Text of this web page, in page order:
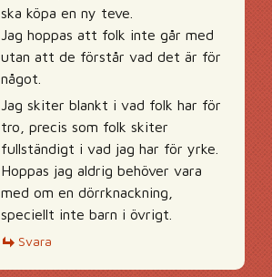
ska köpa en ny teve.
Jag hoppas att folk inte går med
utan att de förstår vad det är för
något.
Jag skiter blankt i vad folk har för
tro, precis som folk skiter
fullständigt i vad jag har för yrke.
Hoppas jag aldrig behöver vara
med om en dörrknackning,
speciellt inte barn i övrigt.
Svara